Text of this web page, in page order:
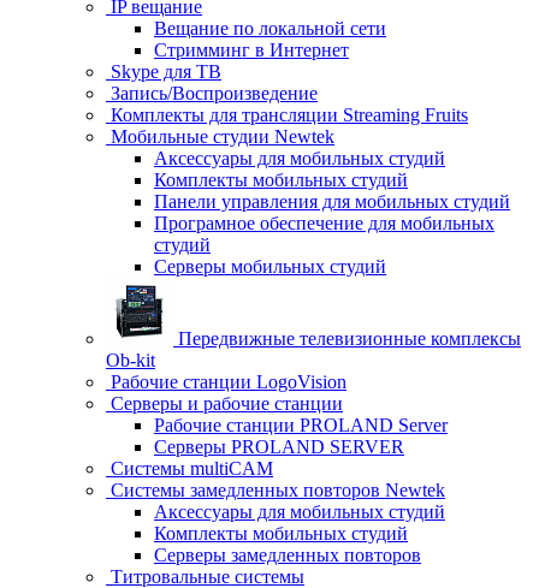
IP вещание
Вещание по локальной сети
Стримминг в Интернет
Skype для ТВ
Запись/Воспроизведение
Комплекты для трансляции Streaming Fruits
Мобильные студии Newtek
Аксессуары для мобильных студий
Комплекты мобильных студий
Панели управления для мобильных студий
Програмное обеспечение для мобильных
студий
Серверы мобильных студий
Передвижные телевизионные комплексы
Ob-kit
Рабочие станции LogoVision
Серверы и рабочие станции
Рабочие станции PROLAND Server
Серверы PROLAND SERVER
Системы multiCAM
Системы замедленных повторов Newtek
Аксессуары для мобильных студий
Комплекты мобильных студий
Серверы замедленных повторов
Титровальные системы